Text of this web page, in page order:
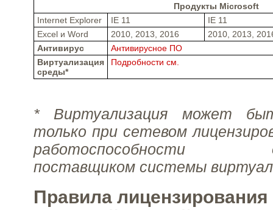
Продукты Microsoft
Internet Explorer
IE 11
IE 11
Excel и Word
2010, 2013, 2016
2010, 2013,
Антивирус
Антивирусное ПО
Виртуализация
среды*
Подробности см.
* Виртуализация может
только при сетевом
работоспособности
поставщиком системы
Правила